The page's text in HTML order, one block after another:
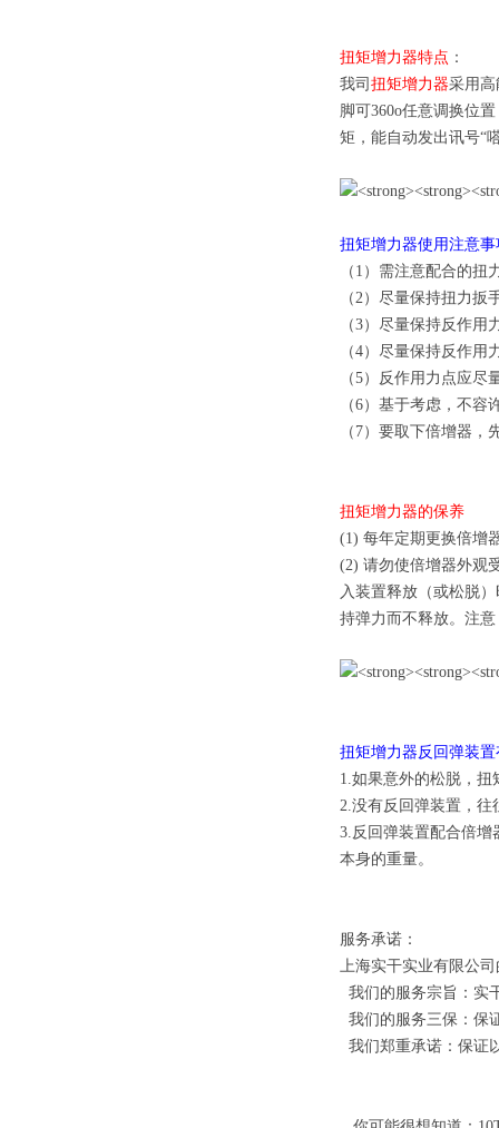
扭矩增力器特点 ：
我司 扭矩增力器采用
脚可360o任意调换位
矩，能自动发出讯号“
扭矩增力器使用注意
（1）需注意配合的
（2）尽量保持扭力
（3）尽量保持反作
（4）尽量保持反作
（5）反作用力点应
（6）基于考虑，不
（7）要取下倍增器
扭矩增力器的保养
(1) 每年定期更换倍增
(2) 请勿使倍增器外观
入装置释放（或松脱
持弹力而不释放。注
扭矩增力器反回弹装
1.如果意外的松脱，
2.没有反回弹装置，
3.反回弹装置配合倍
本身的重量。
服务承诺：
上海实干实业有限公
我们的服务宗旨：实
我们的服务三保：保
我们郑重承诺：保证